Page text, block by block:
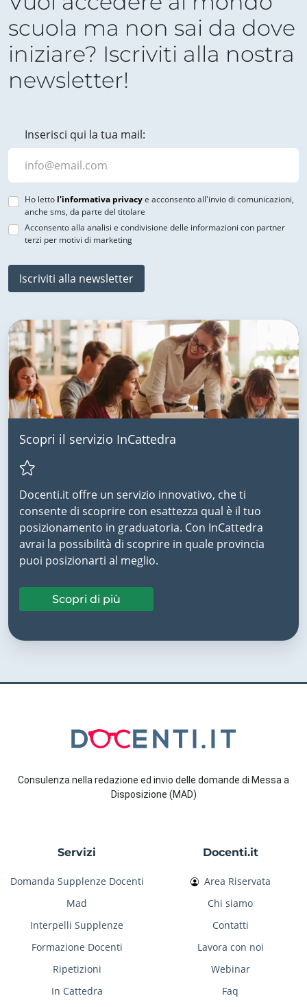
scuola ma non sai da dove
iniziare? Iscriviti alla nostra
newsletter!
Inserisci qui la tua mail:
Ho letto l'informativa privacye acconsento all'invio di comunicazioni,
anche sms, da parte del titolare
Acconsento alla analisi e condivisione delle informazioni con partner
terzi per motivi di marketing
Iscriviti alla newsletter
Scopri il servizio InCattedra
Docenti.it offre un servizio innovativo, che ti
consente di scoprire con esattezza qual è il tuo
posizionamento in graduatoria. Con InCattedra
avrai la possibilità di scoprire in quale provincia
puoi posizionarti al meglio.
Scopri di più
Consulenza nella redazione ed invio delle domande di Messa a
Disposizione (MAD)
Servizi
Domanda Supplenze Docenti
Mad
Interpelli Supplenze
Formazione Docenti
Ripetizioni
In Cattedra
Docenti.it
Area Riservata
Chi siamo
Contatti
Lavora con noi
Webinar
Faq